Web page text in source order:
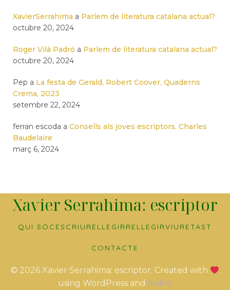
XavierSerrahima a Parlem de literatura catalana actual?
octubre 20, 2024
Roger Vilà Padró a Parlem de literatura catalana actual?
octubre 20, 2024
Pep a La festa de Gerald, Robert Coover, Quaderns
Crema, 2023
setembre 22, 2024
ferran escoda a Consells als joves escriptors, Charles
Baudelaire
març 6, 2024
Xavier Serrahima: escriptor
QUI SÓC ESCRIURE LLEGIRRELLEGIRVIURETAST
CONTACTE
© 2026 Xavier Serrahima: escriptor. Created with
using WordPress and Kubio